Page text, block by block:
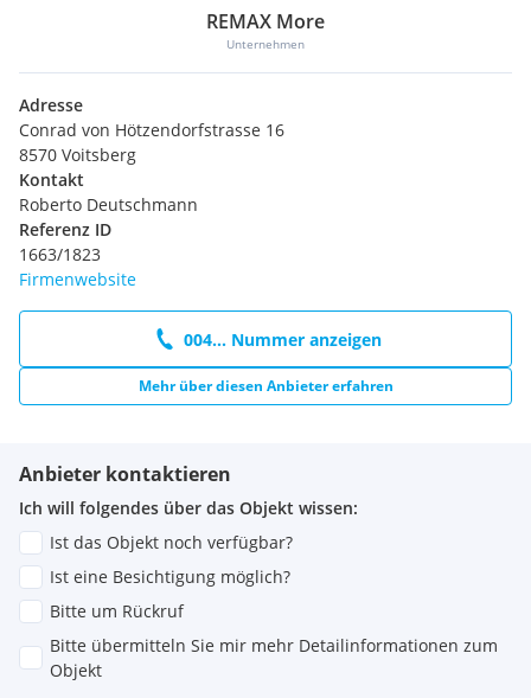
REMAX More
Unternehmen
Adresse
Conrad von Hötzendorfstrasse 16
8570 Voitsberg
Kontakt
Roberto Deutschmann
Referenz ID
1663/1823
Firmenwebsite
004... Nummer anzeigen
Mehr über diesen Anbieter erfahren
Anbieter kontaktieren
Ich will folgendes über das Objekt wissen:
Ist das Objekt noch verfügbar?
Ist eine Besichtigung möglich?
Bitte um Rückruf
Bitte übermitteln Sie mir mehr Detailinformationen zum
Objekt